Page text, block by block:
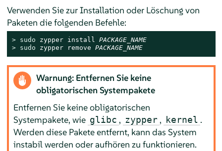
Verwenden Sie zur Installation oder Löschung von
Paketen die folgenden Befehle:
> sudo zypper install PACKAGE_NAME
> sudo zypper remove PACKAGE_NAME
Warnung: Entfernen Sie keine
obligatorischen Systempakete
Entfernen Sie keine obligatorischen
Systempakete, wie glibc , zypper, kernel .
Werden diese Pakete entfernt, kann das System
instabil werden oder aufhören zu funktionieren.